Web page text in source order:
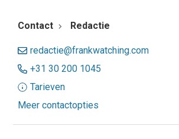
Contact Redactie
redactie@frankwatching.com
+31 30 200 1045
Tarieven
Meer contactopties